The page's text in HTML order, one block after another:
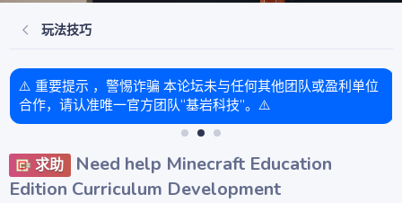
玩法技巧
⚠️ 重要提示 ，警惕诈骗 本论坛未与任何其他团队或盈利单位
合作，请认准唯一官方团队“基岩科技”。⚠️
求助
Need help Minecraft Education
Edition Curriculum Development